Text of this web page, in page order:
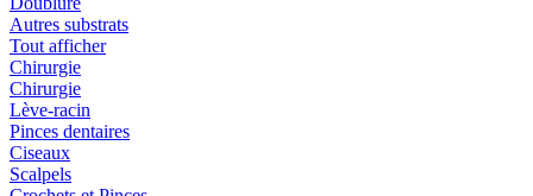
Autres substrats
Tout afficher
Chirurgie
Chirurgie
Lève-racin
Pinces dentaires
Ciseaux
Scalpels